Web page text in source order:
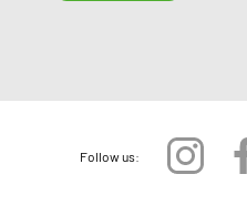
Follow us: